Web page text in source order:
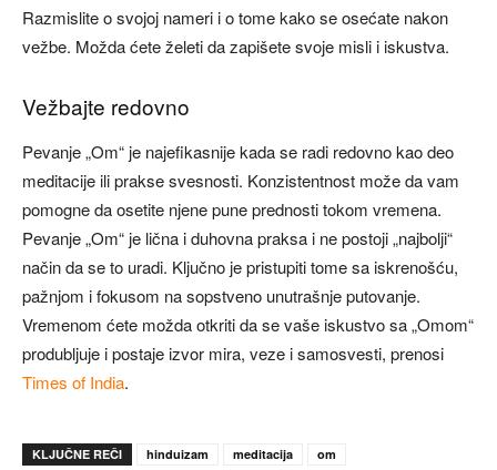
Razmislite o svojoj nameri i o tome kako se osećate nakon
vežbe. Možda ćete želeti da zapišete svoje misli i iskustva.
Vežbajte redovno
Pevanje „Om“ je najefikasnije kada se radi redovno kao deo
meditacije ili prakse svesnosti. Konzistentnost može da vam
pomogne da osetite njene pune prednosti tokom vremena.
Pevanje „Om“ je lična i duhovna praksa i ne postoji „najbolji“
način da se to uradi. Ključno je pristupiti tome sa iskrenošću,
pažnjom i fokusom na sopstveno unutrašnje putovanje.
Vremenom ćete možda otkriti da se vaše iskustvo sa „Omom“
produbljuje i postaje izvor mira, veze i samosvesti, prenosi
Times of India.
KLJUČNE REČI hinduizam meditacija om